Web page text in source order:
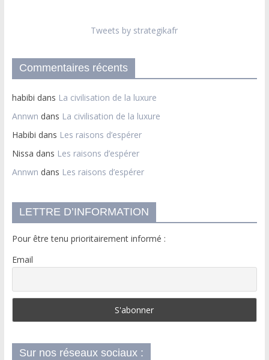
Tweets by strategikafr
Commentaires récents
habibi dans La civilisation de la luxure
Annwn dans La civilisation de la luxure
Habibi dans Les raisons d’espérer
Nissa dans Les raisons d’espérer
Annwn dans Les raisons d’espérer
LETTRE D’INFORMATION
Pour être tenu prioritairement informé :
Email
Sur nos réseaux sociaux :